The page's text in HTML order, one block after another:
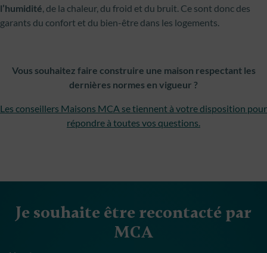
l’humidité, de la chaleur, du froid et du bruit. Ce sont donc des
garants du confort et du bien-être dans les logements.
Vous souhaitez faire construire une maison respectant les
dernières normes en vigueur ?
Les conseillers Maisons MCA se tiennent à votre disposition pour
répondre à toutes vos questions.
Je souhaite être recontacté par
MCA